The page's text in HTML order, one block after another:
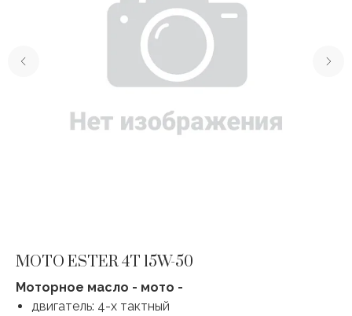
MOTO ESTER 4T 15W-50
Моторное масло - мото -
двигатель: 4-х тактный